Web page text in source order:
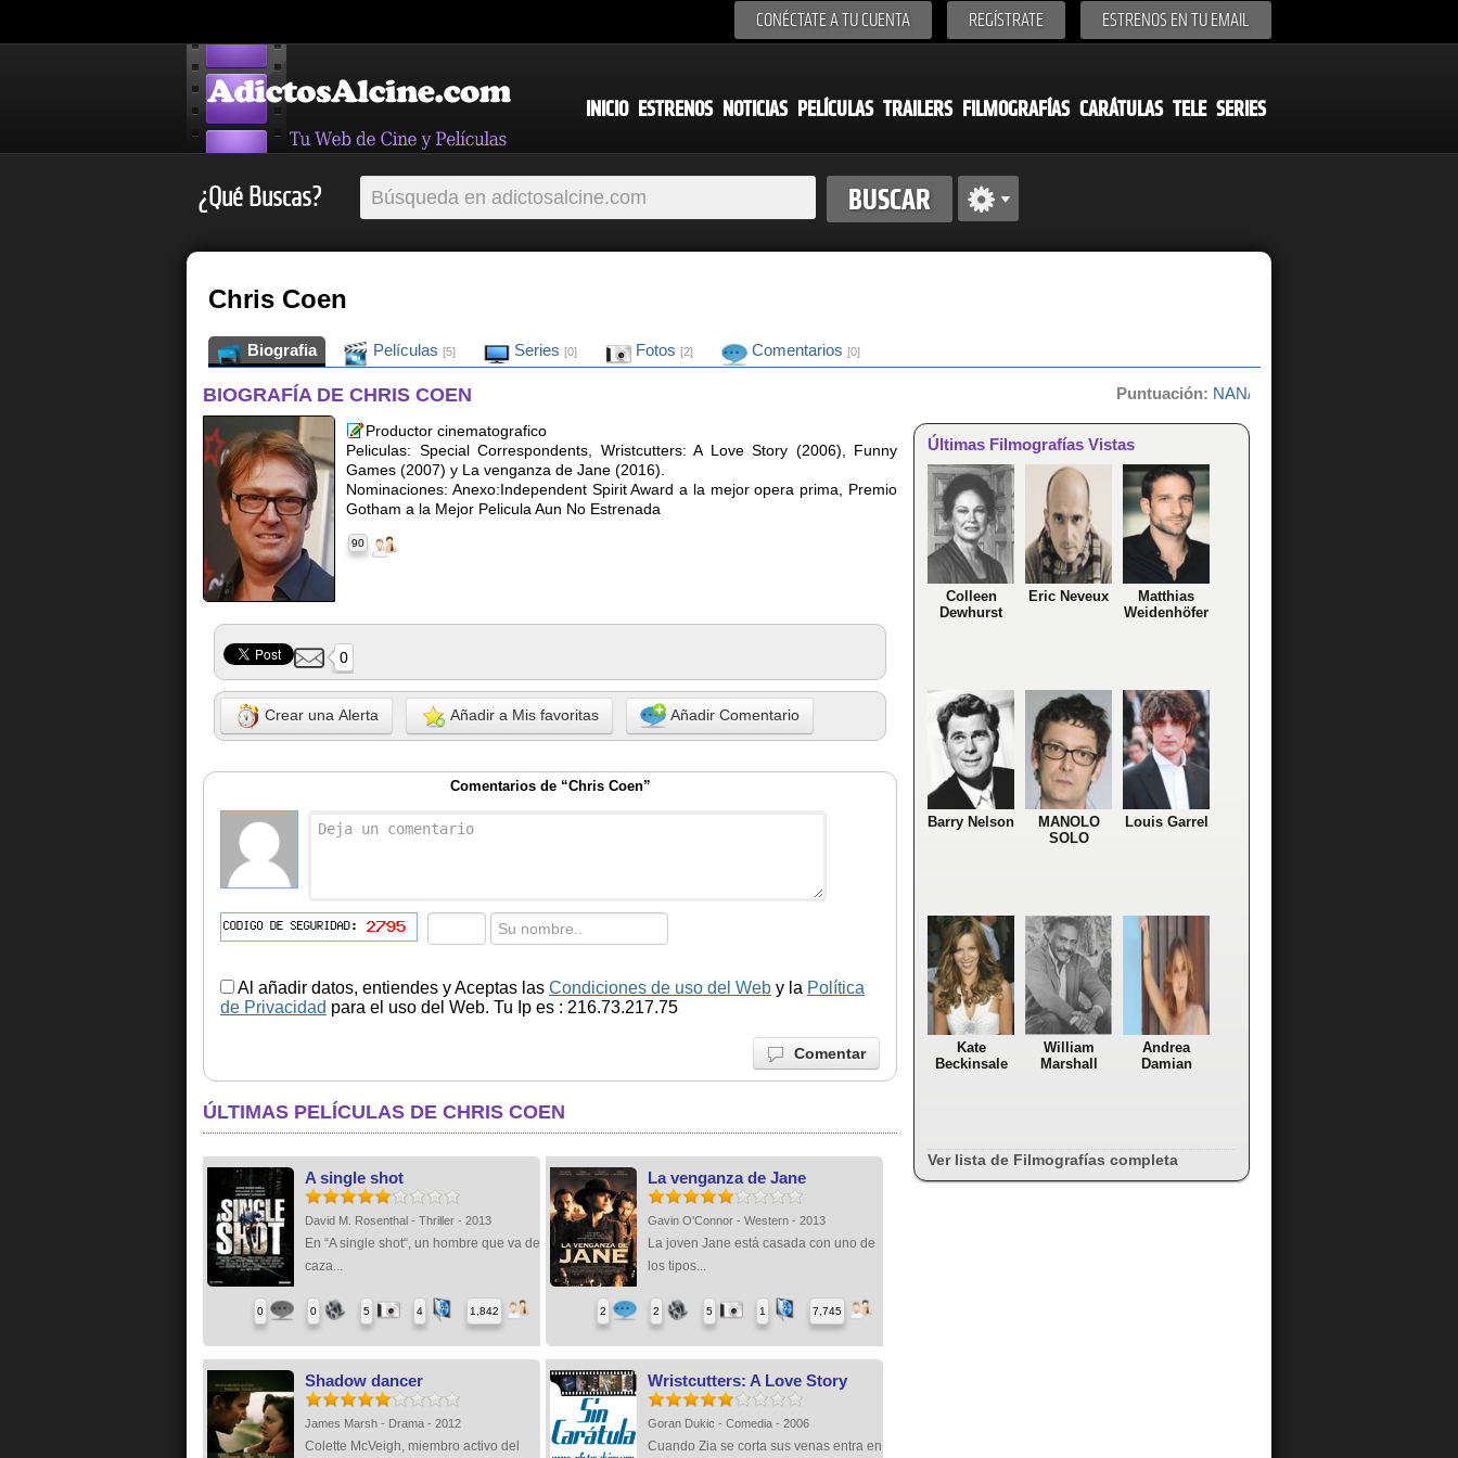
CONÉCTATE A TU CUENTA REGÍSTRATE ESTRENOS EN TU EMAIL
INICIO ESTRENOS NOTICIAS PELÍCULAS TRAILERS FILMOGRAFÍAS CARÁTULAS TELE SERIES
¿Qué Buscas?
Chris Coen
Biografia Películas [5] Series [0] Fotos [2] Comentarios [0]
BIOGRAFÍA DE CHRIS COEN
Productor cinematografico
Peliculas: Special Correspondents, Wristcutters: A Love Story (2006), Funny
Games (2007) y La venganza de Jane (2016).
Nominaciones: Anexo:Independent Spirit Award a la mejor opera prima, Premio
Gotham a la Mejor Pelicula Aun No Estrenada
90
0
Crear una Alerta Añadir a Mis favoritas Añadir Comentario
Comentarios de “Chris Coen”
Al añadir datos, entiendes y Aceptas las Condiciones de uso del Web y la Política
de Privacidad para el uso del Web. Tu Ip es : 216.73.217.75
Comentar
ÚLTIMAS PELÍCULAS DE CHRIS COEN
A single shot
David M. Rosenthal - Thriller - 2013
En “A single shot“, un hombre que va de
caza...
0 0 5 4 1,842
La venganza de Jane
Gavin O'Connor - Western - 2013
La joven Jane está casada con uno de
los tipos...
2 2 5 1 7,745
Shadow dancer
James Marsh - Drama - 2012
Colette McVeigh, miembro activo del
Wristcutters: A Love Story
Goran Dukic - Comedia - 2006
Cuando Zia se corta sus venas entra en
Puntuación: NAN/10 de 0 votos
Últimas Filmografías Vistas
Colleen
Dewhurst
Eric Neveux
Matthias
Weidenhöfer
Barry Nelson
MANOLO
SOLO
Louis Garrel
Kate
Beckinsale
William
Marshall
Andrea
Damian
Ver lista de Filmografías completa